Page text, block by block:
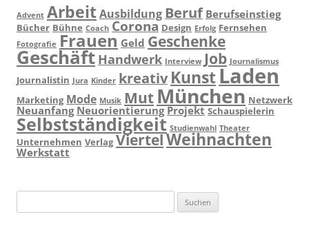
Advent ArbeitAusbildung Beruf Berufseinstieg
Bücher Bühne Coach Corona Design Erfolg Fernsehen
Fotografie Frauen Geld Geschenke
Geschäft Handwerk Interview Job Journalismus
Journalistin Jura Kinder kreativ KunstLaden
Marketing Mode Musik Mut München Netzwerk
Neuanfang Neuorientierung Projekt Schauspielerin
Selbstständigkeit Studienwahl Theater
Unternehmen Verlag ViertelWeihnachten
Werkstatt
nach: